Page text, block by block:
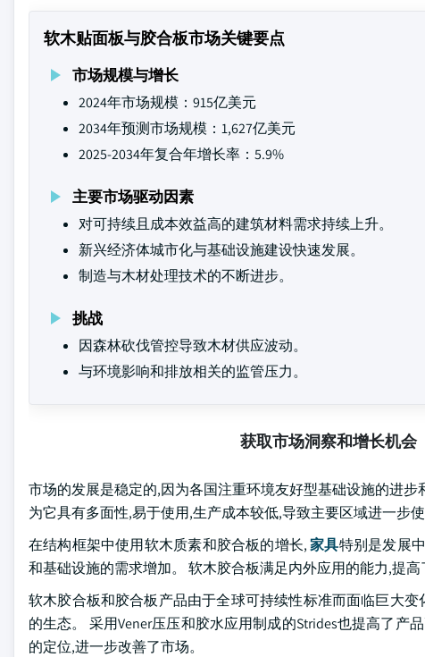
软木贴面板与胶合板市场关键要点
市场规模与增长
2024年市场规模：915亿美元
2034年预测市场规模：1,627亿美元
2025-2034年复合年增长率：5.9%
主要市场驱动因素
对可持续且成本效益高的建筑材料需求持续上升。
新兴经济体城市化与基础设施建设快速发展。
制造与木材处理技术的不断进步。
挑战
因森林砍伐管控导致木材供应波动。
与环境影响和排放相关的监管压力。
获取市场洞察和增长机会
市场的发展是稳定的,因为各国注重环境友好型基础设施的进
为它具有多面性,易于使用,生产成本较低,导致主要区域进一步使
在结构框架中使用软木质素和胶合板的增长,家具特别是发展
和基础设施的需求增加。 软木胶合板满足内外应用的能力,提
软木胶合板和胶合板产品由于全球可持续性标准而面临巨大
的生态。 采用Vener压压和胶水应用制成的Strides也提高了
的定位,进一步改善了市场。